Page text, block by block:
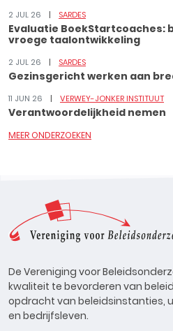
2 JUL 26 SARDES
Evaluatie BoekStartcoaches:
vroege taalontwikkeling
2 JUL 26 SARDES
Gezinsgericht werken aan
11 JUN 26 VERWEY-JONKER INSTITUUT
Verantwoordelijkheid nemen
MEER ONDERZOEKEN
De Vereniging voor
kwaliteit te bevorderen van
opdracht van beleidsinstanties,
en bedrijfsleven.